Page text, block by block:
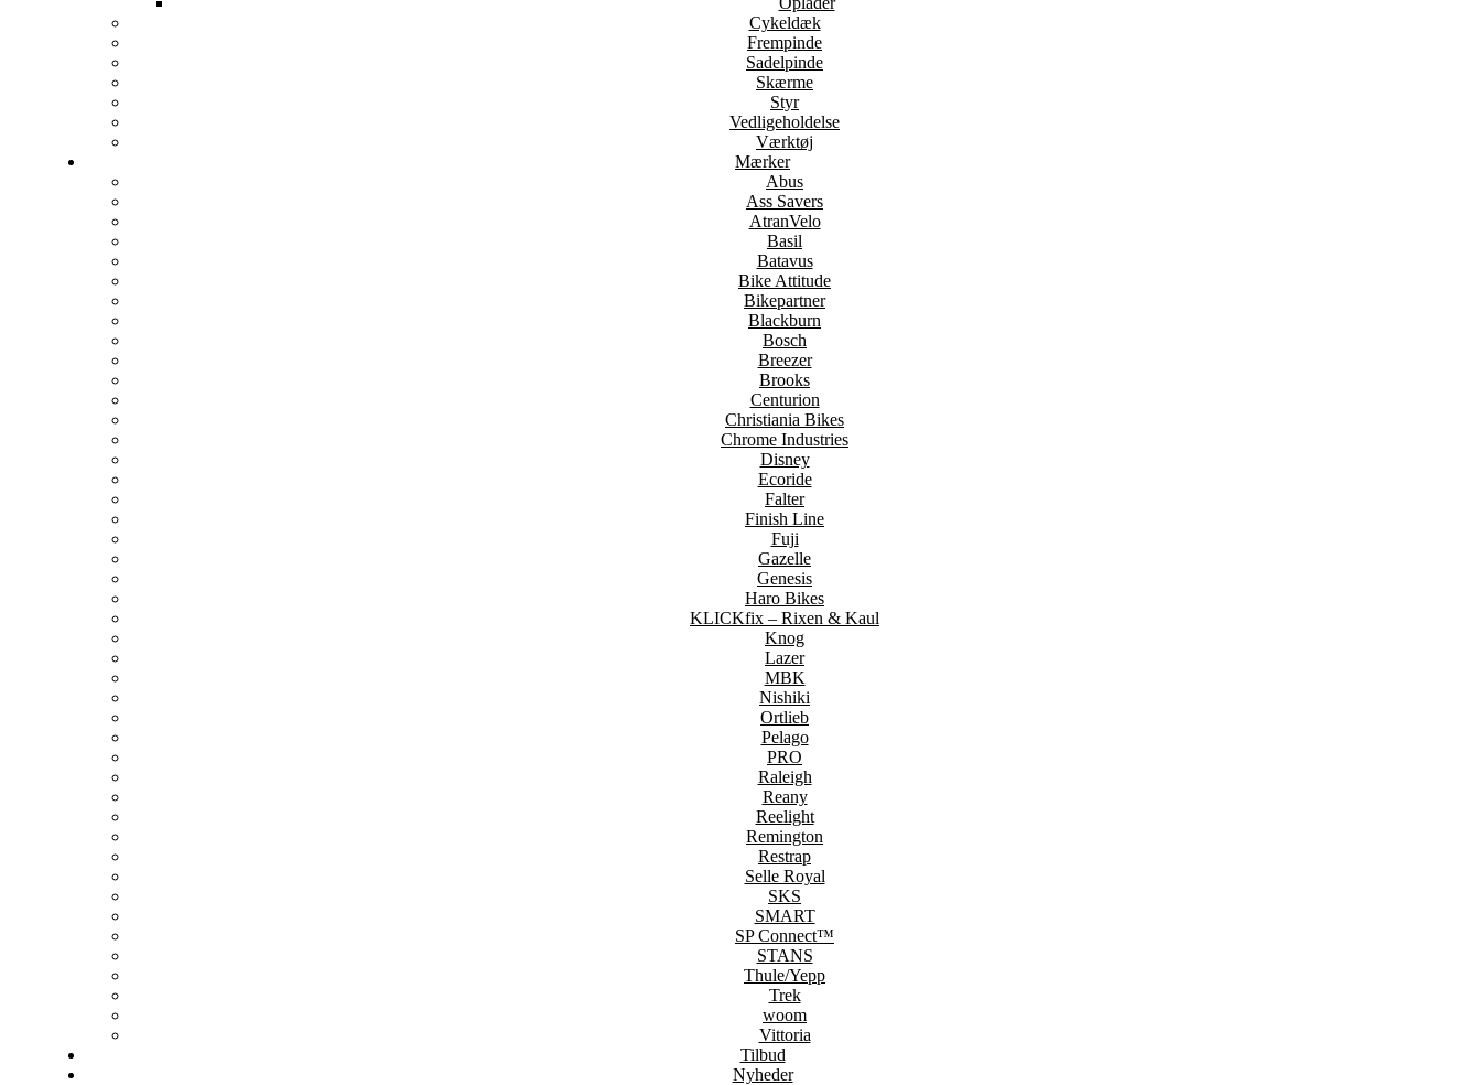
Cykeldæk
Frempinde
Sadelpinde
Skærme
Styr
Vedligeholdelse
Værktøj
Mærker
Abus
Ass Savers
AtranVelo
Basil
Batavus
Bike Attitude
Bikepartner
Blackburn
Bosch
Breezer
Brooks
Centurion
Christiania Bikes
Chrome Industries
Disney
Ecoride
Falter
Finish Line
Fuji
Gazelle
Genesis
Haro Bikes
KLICKfix – Rixen & Kaul
Knog
Lazer
MBK
Nishiki
Ortlieb
Pelago
PRO
Raleigh
Reany
Reelight
Remington
Restrap
Selle Royal
SKS
SMART
SP Connect™
STANS
Thule/Yepp
Trek
woom
Vittoria
Tilbud
Nyheder